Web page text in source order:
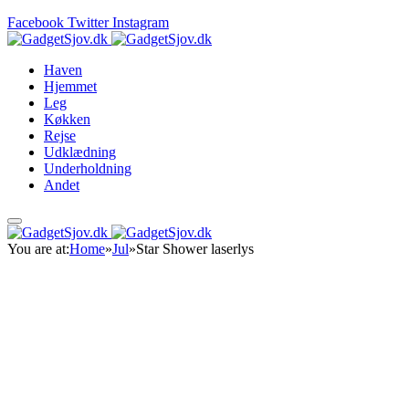
Facebook Twitter Instagram
Haven
Hjemmet
Leg
Køkken
Rejse
Udklædning
Underholdning
Andet
You are at:Home»Jul»Star Shower laserlys